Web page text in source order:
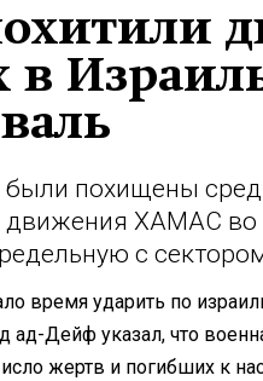
в
похищены
движения ХАМАС
с
время ударить по
ад-Дейф указал, что
жертв и погибших к